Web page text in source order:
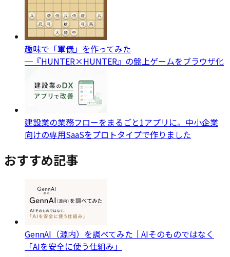
趣味で「軍儀」を作ってみた
─『HUNTER×HUNTER』の盤上ゲームをブラウザ化
建設業の業務フローをまるごと1アプリに。中小企業
向けの専用SaaSをプロトタイプで作りました
おすすめ記事
GennAI（源内）を調べてみた｜AIそのものではなく
「AIを安全に使う仕組み」